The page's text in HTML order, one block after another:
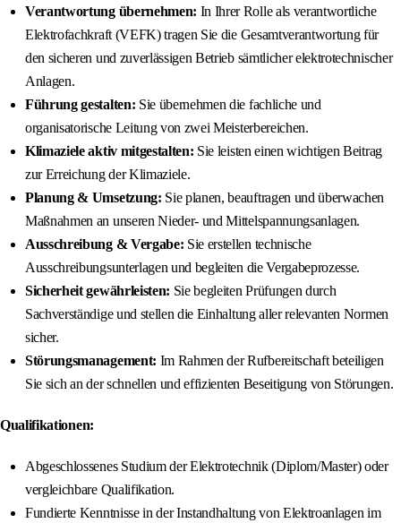
Verantwortung übernehmen: In Ihrer Rolle als verantwortliche
Elektrofachkraft (VEFK) tragen Sie die Gesamtverantwortung für
den sicheren und zuverlässigen Betrieb sämtlicher elektrotechnischer
Anlagen.
Führung gestalten: Sie übernehmen die fachliche und
organisatorische Leitung von zwei Meisterbereichen.
Klimaziele aktiv mitgestalten: Sie leisten einen wichtigen Beitrag
zur Erreichung der Klimaziele.
Planung & Umsetzung: Sie planen, beauftragen und überwachen
Maßnahmen an unseren Nieder- und Mittelspannungsanlagen.
Ausschreibung & Vergabe: Sie erstellen technische
Ausschreibungsunterlagen und begleiten die Vergabeprozesse.
Sicherheit gewährleisten: Sie begleiten Prüfungen durch
Sachverständige und stellen die Einhaltung aller relevanten Normen
sicher.
Störungsmanagement: Im Rahmen der Rufbereitschaft beteiligen
Sie sich an der schnellen und effizienten Beseitigung von Störungen.
Qualifikationen:
Abgeschlossenes Studium der Elektrotechnik (Diplom/Master) oder
vergleichbare Qualifikation.
Fundierte Kenntnisse in der Instandhaltung von Elektroanlagen im